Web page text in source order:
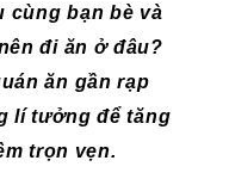
cùng bạn bè và
đi ăn ở đâu?
ăn gần rạp
lí tưởng để tăng
trọn vẹn.